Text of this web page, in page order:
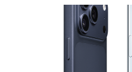
และได้รับการดูแลมาอย่างดี มักจะได้
การทำความสะอาดไม่จำเป็นต้องใช้
เช็ดตัวเครื่อง และทำความสะอาดบริ
ชาร์จ ก็เพียงพอแล้ว หากเป็นการข
มาก เครื่องที่ดูดีตั้งแต่ในรูป จะช่วยเ
15,000 บาทiPhone 11 Pro
มือสอง: 17,000 บาทiPhone 11
ราคาตลาดมือสอง: 19,000 บาทราค
Max:iPhone 11 Pro Max 64GB
สอง: 18,000 บาทiPhone 11 Pro
ราคาตลาดมือสอง: 20,000 บาท
บางแค วัชรพล รามอินทรา รับซื้อสิ
แมคบุค, รับซื้อโน๊ตบุ๊ค, รับซื้อแท็บเล็ต
กรุงเทพฯ เราพร้อมให้บริการครบวง
โทรศัพท์, รับซื้อแมคบุค, รับซื้อโน๊ตบุ๊ค
กับสินค้าไอที กรุงเทพฯ… รับซื้อสินค้
ราคาสูง พร้อมจ่ายเงินทันที ประสบ